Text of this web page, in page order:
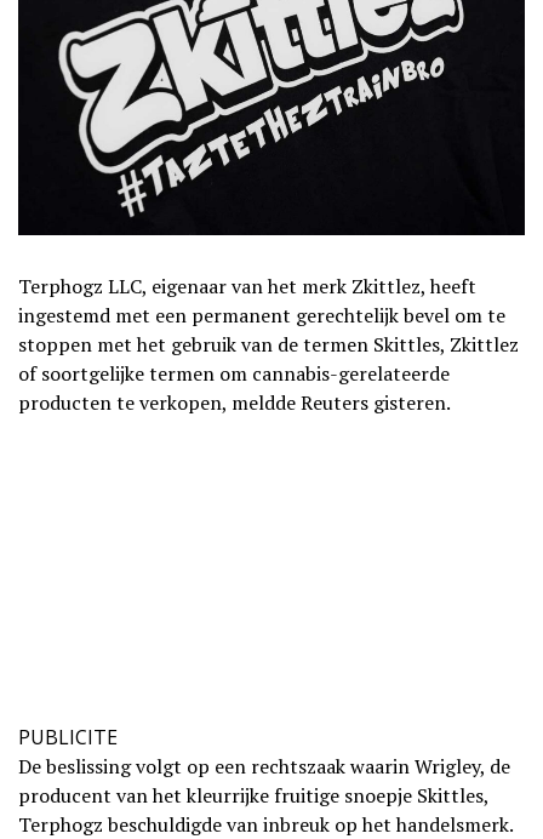
Terphogz LLC, eigenaar van het merk Zkittlez, heeft
ingestemd met een permanent gerechtelijk bevel om te
stoppen met het gebruik van de termen Skittles, Zkittlez
of soortgelijke termen om cannabis-gerelateerde
producten te verkopen, meldde Reuters gisteren.
PUBLICITE
De beslissing volgt op een rechtszaak waarin Wrigley, de
producent van het kleurrijke fruitige snoepje Skittles,
Terphogz beschuldigde van inbreuk op het handelsmerk.